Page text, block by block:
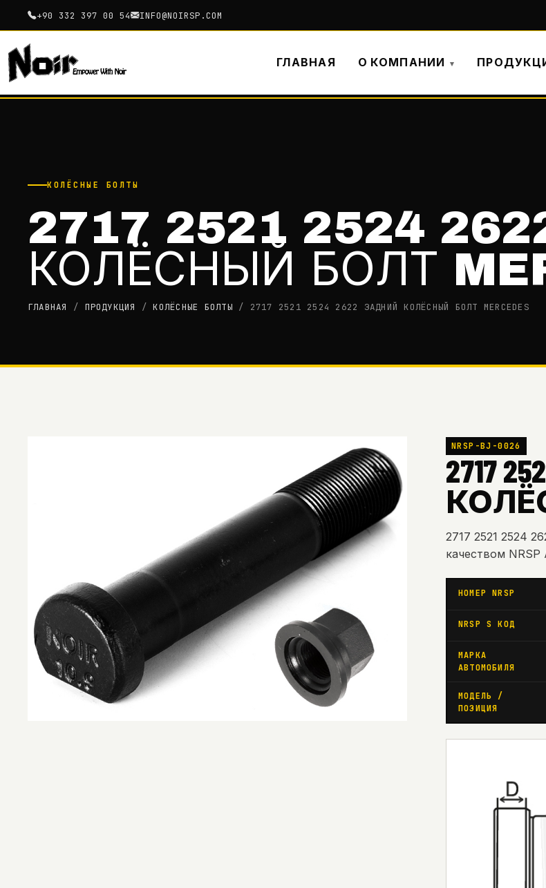
+90 332 397 00 54 INFO@NOIRSP.COM
ГЛАВНАЯ О КОМПАНИИ
КОЛЁСНЫЕ БОЛТЫ
2717 2521 2524
КОЛЁСНЫЙ БОЛТ
ГЛАВНАЯ / ПРОДУКЦИЯ /КОЛЁСНЫЕ БОЛТЫ / 2717 2521 2524 2622 ЗАДНИЙ КОЛЁСНЫЙ БОЛТ MERCEDES
NRSP-BJ-0026
2717
2717 2521 2524
качеством NRSP
НОМЕР NRSP
NRSP S КОД
МАРКА
АВТОМОБИЛЯ
МОДЕЛЬ /
ПОЗИЦИЯ